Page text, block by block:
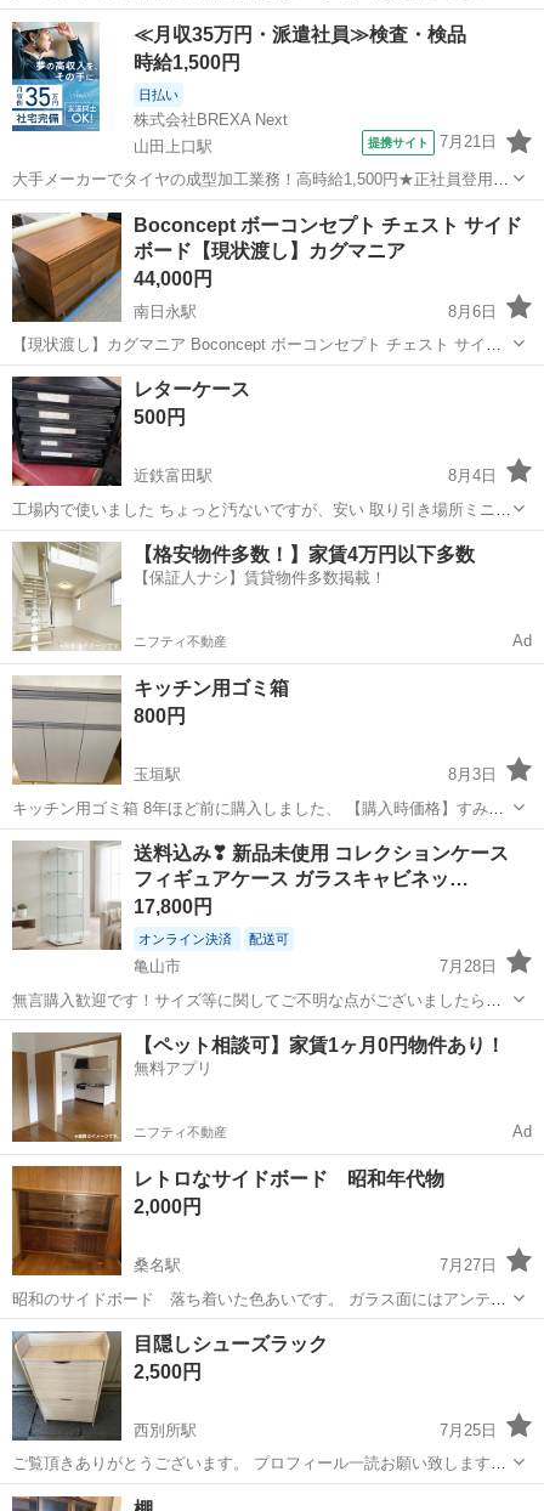
棚サイズ 83×39×180 配送はできませんので自宅まで取りに来てくださ
る方。
三重 津市 久居駅 収納家具
≪月収35万円・派遣社員≫検査・検品
時給1,500円
日払い
株式会社BREXA Next
山田上口駅
提携サイト 7月21日
大手メーカーでタイヤの成型加工業務！高時給1,500円★正社員登用制
度あり！ワンルーム寮完備！マイカー通勤OK！無料駐車場あり！《三
重県伊勢市》 人気の工場のお仕事 ◇タイヤの製造◇ トラック・バ
ス・RV車用を中心とした...
三重 伊勢市
Boconcept ボーコンセプト チェスト サイド
ボード【現状渡し】カグマニア
44,000円
南日永駅
8月6日
【現状渡し】カグマニア Boconcept ボーコンセプト チェスト サイド
ボード ******************************************** サイズ：幅1030×奥行
50...
三重 四日市市
レターケース
500円
近鉄富田駅
8月4日
工場内で使いました ちょっと汚ないですが、安い 取り引き場所ミニス
トップ天カ須賀店 時間相談 相談
三重 三重郡 近鉄富田駅 収納家具 ケース
【格安物件多数！】家賃4万円以下多数
【保証人ナシ】賃貸物件多数掲載！
ニフティ不動産 Ad
キッチン用ゴミ箱
800円
玉垣駅
8月3日
キッチン用ゴミ箱 8年ほど前に購入しました、 【購入時価格】すみま
せん、覚えてないけどいいものと思います 【サイズ】高さ80センチ横
７０センチ奥行き：36cm （大体です） 【傷などの状態】向かって
左のゴミ入れは壊れているの...
三重 鈴鹿市 玉垣駅 収納家具
送料込み❣ 新品未使用 コレクションケース
フィギュアケース ガラスキャビネッ…
17,800円
オンライン決済 配送可
亀山市
7月28日
無言購入歓迎です！サイズ等に関してご不明な点がございましたら、
ご遠慮なくお問い合わせください。 郵送のみのご対応となりますので
よろしくお願いします。 北海道、沖縄は別途送料がかかる場合がござ
いますので、該当地域の方はコメ...
三重 亀山市 収納家具 スペース
【ペット相談可】家賃1ヶ月0円物件あり！
無料アプリ
ニフティ不動産 Ad
レトロなサイドボード 昭和年代物
2,000円
桑名駅
7月27日
昭和のサイドボード 落ち着いた色あいです。 ガラス面にはアンティ
ークな食器、置物などのディスプレイに 中央3段の引き出しと両サイ
ドの引き戸にも収納できます。用途は、色々あると思いますいかがで
しょうか。 サイズ 横幅約12...
三重 桑名市 桑名駅 収納家具
目隠しシューズラック
2,500円
西別所駅
7月25日
ご覧頂きありがとうございます。 プロフィール一読お願い致します。
【商品説明】 ■仕様 ・メーカー：不明 ■状態 ・使用に伴う小傷や汚れ
三重 桑名市